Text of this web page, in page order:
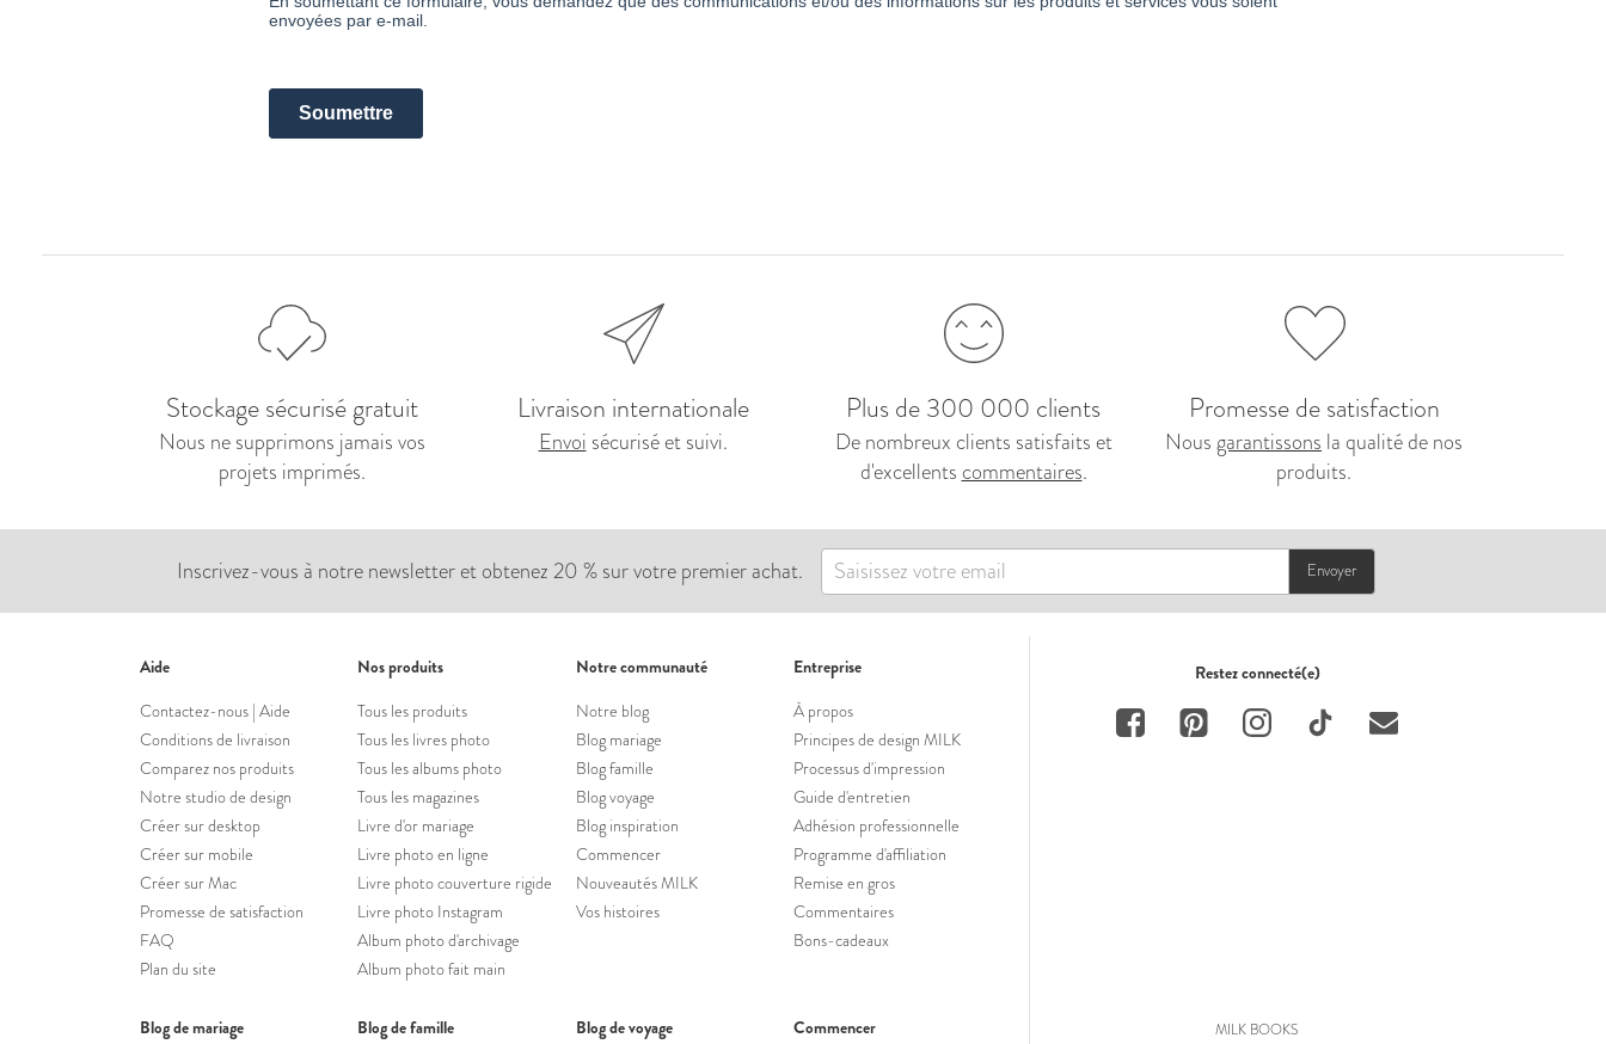
Stockage sécurisé gratuit
Nous ne supprimons jamais vos
projets imprimés.
Livraison internationale
Envoisécurisé et suivi.
Plus de 300 000 clients
De nombreux clients satisfaits et
d'excellentscommentaires.
Promesse de satisfaction
Nousgarantissonsla qualité de nos
produits.
Inscrivez-vous à notre newsletter et obtenez 20 % sur votre premier achat. Envoyer
Restez connecté(e)
MILK BOOKS
Aide
Contactez-nous | Aide
Conditions de livraison
Comparez nos produits
Notre studio de design
Créer sur desktop
Créer sur mobile
Créer sur Mac
Promesse de satisfaction
FAQ
Plan du site
Nos produits
Tous les produits
Tous les livres photo
Tous les albums photo
Tous les magazines
Livre d'or mariage
Livre photo en ligne
Livre photo couverture rigide
Livre photo Instagram
Album photo d'archivage
Album photo fait main
Notre communauté
Notre blog
Blog mariage
Blog famille
Blog voyage
Blog inspiration
Commencer
Nouveautés MILK
Vos histoires
Entreprise
À propos
Principes de design MILK
Processus d'impression
Guide d'entretien
Adhésion professionnelle
Programme d'affiliation
Remise en gros
Commentaires
Bons-cadeaux
Blog de mariage Blog de famille Blog de voyage Commencer